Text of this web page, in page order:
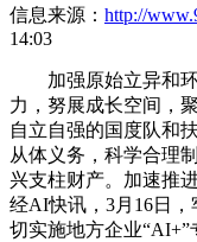
信息来源： http://
14:03
加强原始立异和环
力，努展成长空间，
自立自强的国度队和
从体义务，科学合理
兴支柱财产。加速推
经AI快讯，3月16日
切实施地方企业